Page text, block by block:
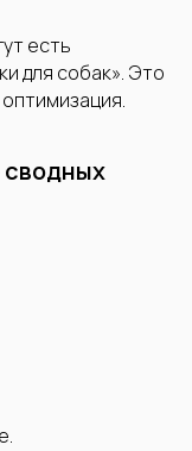
есть
для собак». Это